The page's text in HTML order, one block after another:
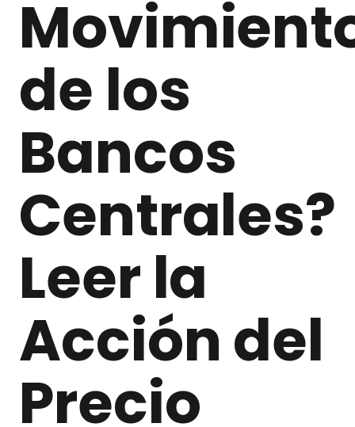
de los
Bancos
Centrales?
Leer la
Acción del
Precio